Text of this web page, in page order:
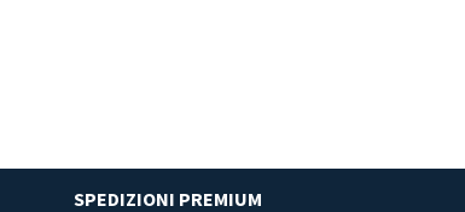
SPEDIZIONI PREMIUM